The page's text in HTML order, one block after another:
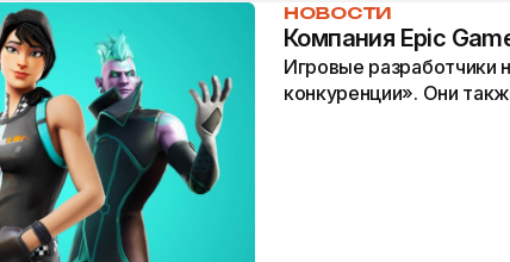
НОВОСТИ
Компания Epic
Игровые разработчики
конкуренции». Они